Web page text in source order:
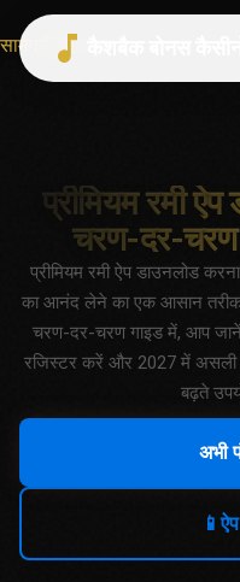
सामग्री पर जाएं
प्रीमियम रमी
चरण-दर-चरण
प्रीमियम रमी ऐप डाउनलोड
का आनंद लेने का एक आसान
चरण-दर-चरण गाइड में, आप
रजिस्टर करें और 2027 में
बढ़ते
अभी
📱